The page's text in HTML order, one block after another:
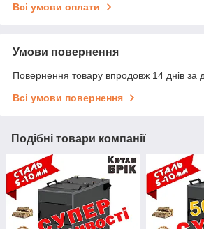
Всі умови оплати
Умови повернення
Повернення товару впродовж 14 днів за
Всі умови повернення
Подібні товари компанії